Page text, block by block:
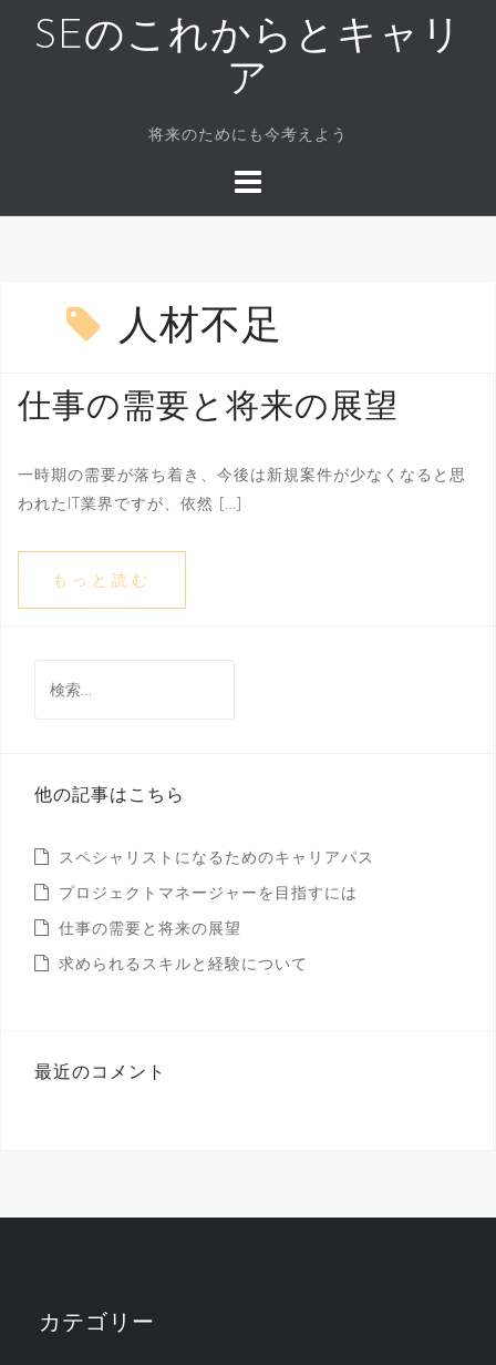
キ
SEのこれからとキャリ
ア
将来のためにも今考えよう
人材不足
仕事の需要と将来の展望
一時期の需要が落ち着き、今後は新規案件が少なくなると思
われたIT業界ですが、依然 […]
もっと読む
索:
他の記事はこちら
スペシャリストになるためのキャリアパス
プロジェクトマネージャーを目指すには
仕事の需要と将来の展望
求められるスキルと経験について
最近のコメント
カテゴリー